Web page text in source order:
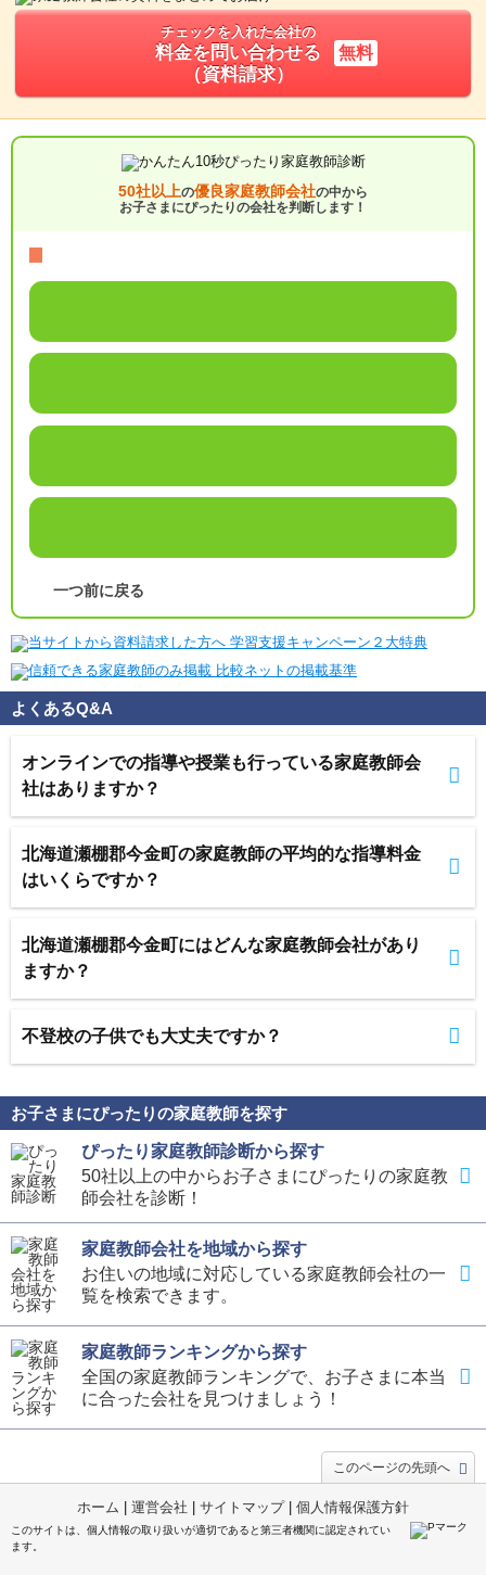
チェックを入れた会社の
料金を問い合わせる
（資料請求）
無料
50社以上の優良家庭教師会社の中から
お子さまにぴったりの会社を判断します！
一つ前に戻る
よくあるQ&A
オンラインでの指導や授業も行っている家庭教師会
社はありますか？
北海道瀬棚郡今金町の家庭教師の平均的な指導料金
はいくらですか？
北海道瀬棚郡今金町にはどんな家庭教師会社があり
ますか？
不登校の子供でも大丈夫ですか？
お子さまにぴったりの家庭教師を探す
ぴったり家庭教師診断から探す
50社以上の中からお子さまにぴったりの家庭教
師会社を診断！
家庭教師会社を地域から探す
お住いの地域に対応している家庭教師会社の一
覧を検索できます。
家庭教師ランキングから探す
全国の家庭教師ランキングで、お子さまに本当
に合った会社を見つけましょう！
このページの先頭へ
ホーム 運営会社 サイトマップ| 個人情報保護方針
このサイトは、個人情報の取り扱いが適切であると第三者機関に認定されてい
ます。